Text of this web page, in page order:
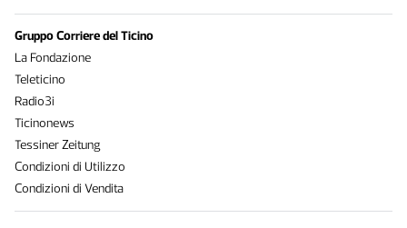
Gruppo Corriere del Ticino
La Fondazione
Teleticino
Radio3i
Ticinonews
Tessiner Zeitung
Condizioni di Utilizzo
Condizioni di Vendita